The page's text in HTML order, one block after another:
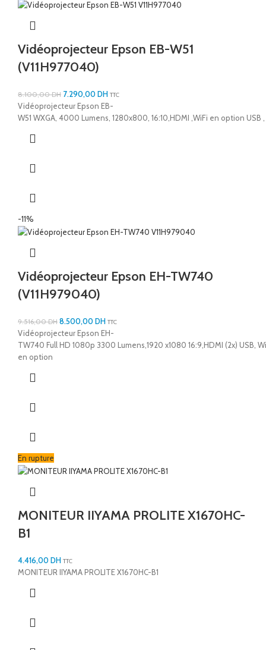
Vidéoprojecteur Epson EB-W51
(V11H977040)
8.100,00DH 7.290,00DH TTC
Vidéoprojecteur Epson EB-
W51 WXGA, 4000 Lumens, 1280x800, 16:10,HDMI ,WiFi en option USB
-11%
Vidéoprojecteur Epson EH-TW740
(V11H979040)
9.516,00DH 8.500,00DH TTC
Vidéoprojecteur Epson EH-
TW740 Full HD 1080p 3300 Lumens,1920 x1080 16:9,HDMI (2x) USB,
en option
En rupture
MONITEUR IIYAMA PROLITE X1670HC-
B1
4.416,00DH TTC
MONITEUR IIYAMA PROLITE X1670HC-B1